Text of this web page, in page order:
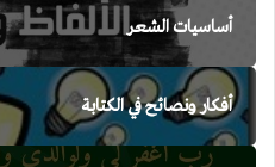
أساسيات الشعر
أفكار ونصائح في الكتابة